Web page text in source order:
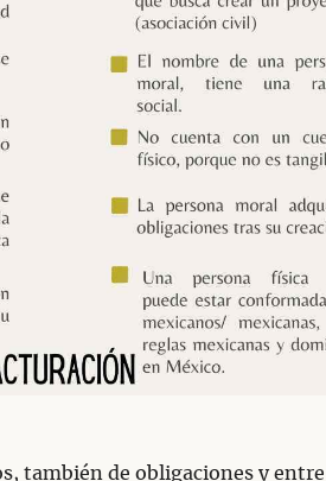
también de obligaciones y entre